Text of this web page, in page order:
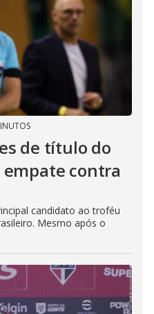
de título do
empate contra
candidato ao troféu
Mesmo após o